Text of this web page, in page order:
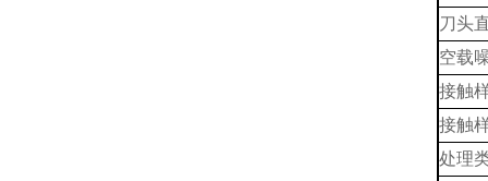
刀头
空载
接触
接触
处理